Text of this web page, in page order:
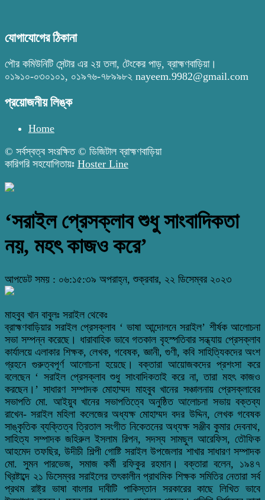
যোগাযোগের ঠিকানা
পৌর কমিউনিটি সেন্টার এর ২য় তলা, টেংকের পাড়, ব্রাহ্মণবাড়িয়া।
০১৯১০-০৩০১০১, ০১৯৭৬-৭৮৯৯৮২ nayeem.9982@gmail.com
প্রয়োজনীয় লিঙ্ক
Home
© সর্বস্বত্ব সংরক্ষিত © ডিজিটাল ব্রাহ্মণবাড়িয়া
কারিগরি সহযোগিতায়ঃ Hoster Line
‘সরাইল প্রেসক্লাব শুধু সাংবাদিকতা
নয়, মহৎ কাজও করে’
আপডেট সময় : ০৬:১৫:৩৯ অপরাহ্ন, শুক্রবার, ২২ ডিসেম্বর ২০২৩
মাহবুব খান বাবুলঃ সরাইল থেকেঃ
ব্রাহ্মণবাড়িয়ার সরাইল প্রেসক্লাব ‘ ভাষা আন্দোলনে সরাইল’ শীর্ষক আলোচনা
সভা সম্পন্ন করেছে। ধারাবাহিক ভাবে গতকাল বৃহস্পতিবার সন্ধ্যায় প্রেসক্লাব
কার্যালয়ে এলাকার শিক্ষক, লেখক, গবেষক, জ্ঞানী, গুণী, কবি সাহিত্যিকদের অংশ
গ্রহনে গুরুত্বপূর্ণ আলোচনা হয়েছে। বক্তারা আয়োজকদের প্রশংসা করে
বলেছেন ‘ সরাইল প্রেসক্লাব শুধু সাংবাদিকতাই করে না, তারা মহৎ কাজও
করছেন।’ সাধারণ সম্পাদক মোহাম্মদ মাহবুব খানের সঞ্চালনায় প্রেসক্লাবের
সভাপতি মো. আইয়ুব খানের সভাপতিত্বে অনুষ্ঠিত আলোচনা সভায় বক্তব্য
রাখেন- সরাইল মহিলা কলেজের অধ্যক্ষ মোহাম্মদ বদর উদ্দিন, লেখক গবেষক
সাঙ্কৃতিক ব্যক্তিত্ব ত্রিতাল সংগীত নিকেতনের অধ্যক্ষ সঞ্জীব কুমার দেবনাথ,
সাহিত্য সম্পাদক জহিরুল ইসলাম রিপন, সদস্য সামছুল আরেফিস, তৌফিক
আহমেদ তফছির, উদীচী শিল্পী গোষ্টি সরাইল উপজেলার শাখার সাধারণ সম্পাদক
মো. সুমন পারভেজ, সমাজ কর্মী রফিকুর রহমান। বক্তারা বলেন, ১৯৪৭
খ্রিষ্টাব্দে ২১ ডিসেম্বর সরাইলের তৎকালীন প্রাথমিক শিক্ষক সমিতির নেতারা সর্ব
প্রথম রাষ্ট্র ভাষা বাংলার দাবীটি পাকিস্তান সরকারের কাছে লিখিত ভাবে